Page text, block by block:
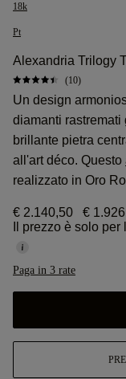
18k
Pt
Alexandria Trilogy
(10)
Un design
diamanti
brillante pietra
all'art déco. Questo
realizzato in Oro
€ 2.140,50
€
Il prezzo è solo
Paga in 3 rate